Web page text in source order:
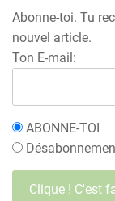
Abonne-toi. Tu
nouvel article.
Ton E-mail:
ABONNE-TOI